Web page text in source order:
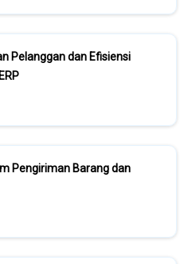
Pelanggan dan Efisiensi
Pengiriman Barang dan